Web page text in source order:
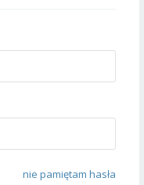
nie pamiętam hasła